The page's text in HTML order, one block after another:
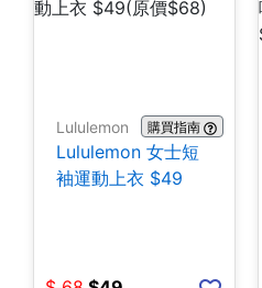
Lululemon 購買指南
Lululemon 女士短
袖運動上衣 $49